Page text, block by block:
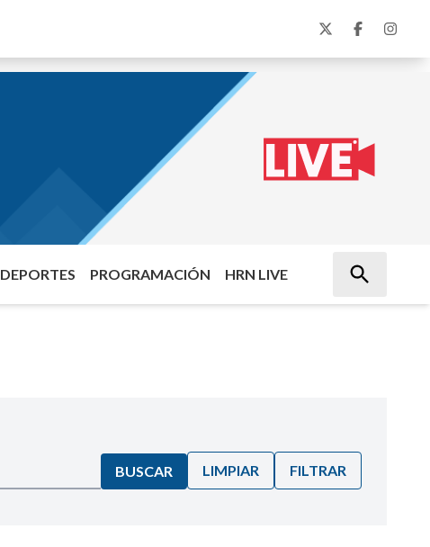
DEPORTES PROGRAMACIÓN HRN LIVE
BUSCAR LIMPIAR FILTRAR